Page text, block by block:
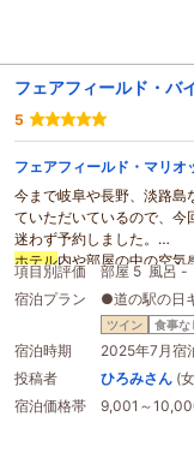
フェアフィールド・バ
5
フェアフィールド・マリ
今まで岐阜や長野、淡路島
ていただいているので、今
迷わず予約しました。
ホテル内や部屋の中の空気
のひとつだと感じています
ど全てが無駄がなくしかも
津山にあったフリードリ
カフェラテもあり暑い夏に
また利用したいと思います
項目別評価 部屋 5 風呂 -
宿泊プラン
●道の駅の日
ツイン 食事な
宿泊時期
2025年7月宿
投稿者
ひろみさん (
宿泊価格帯
9,001～